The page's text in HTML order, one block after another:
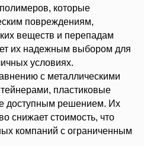
которые
повреждениям,
веществ и перепадам
их надежным выбором для
условиях.
с металлическими
пластиковые
доступным решением. Их
снижает стоимость, что
компаний с ограниченным